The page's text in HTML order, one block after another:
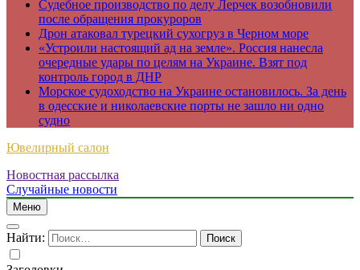
Судебное производство по делу Лерчек возобновили
после обращения прокуроров
Дрон атаковал турецкий сухогруз в Черном море
«Устроили настоящий ад на земле». Россия нанесла
очередные удары по целям на Украине. Взят под
контроль город в ДНР
Морское судоходство на Украине остановилось. За день
в одесские и николаевские порты не зашло ни одно
судно
Ювелирный салон
Новостная рассылка
Случайные новости
Меню
Найти: